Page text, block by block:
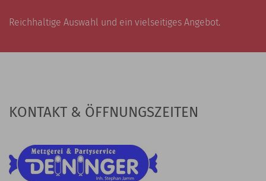
Reichhaltige Auswahl und ein vielseitiges Angebot.
KONTAKT & ÖFFNUNGSZEITEN